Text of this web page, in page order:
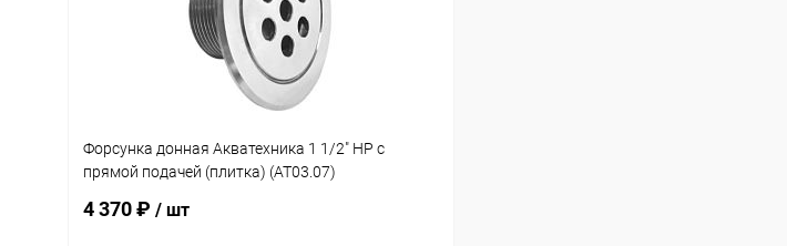
Форсунка донная Акватехника 1 1/2" НР с
прямой подачей (плитка) (AT03.07)
4 370 ₽ / шт